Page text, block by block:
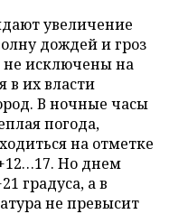
увеличение
дождей и гроз
не исключены на
в их власти
В ночные часы
погода,
на отметке
Но днем
градуса, а в
не превысит